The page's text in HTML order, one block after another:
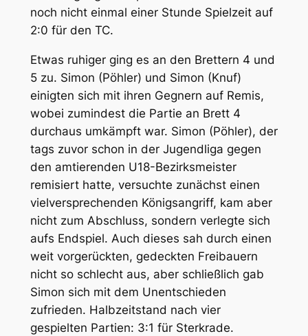
noch nicht einmal einer Stunde Spielzeit auf
2:0 für den TC.
Etwas ruhiger ging es an den Brettern 4 und
5 zu. Simon (Pöhler) und Simon (Knuf)
einigten sich mit ihren Gegnern auf Remis,
wobei zumindest die Partie an Brett 4
durchaus umkämpft war. Simon (Pöhler), der
tags zuvor schon in der Jugendliga gegen
den amtierenden U18-Bezirksmeister
remisiert hatte, versuchte zunächst einen
vielversprechenden Königsangriff, kam aber
nicht zum Abschluss, sondern verlegte sich
aufs Endspiel. Auch dieses sah durch einen
weit vorgerückten, gedeckten Freibauern
nicht so schlecht aus, aber schließlich gab
Simon sich mit dem Unentschieden
zufrieden. Halbzeitstand nach vier
gespielten Partien: 3:1 für Sterkrade.